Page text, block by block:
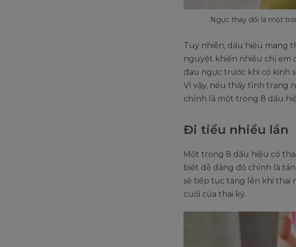
Ngực thay đổi là một
Tuy nhiên, dấu hiệu mang
nguyệt khiến nhiều chị em
đau ngực trước khi có kinh
Vì vậy, nếu thấy tình trạng
chính là một trong 8 dấu
Đi tiểu nhiều lần
Một trong 8 dấu hiệu có
biết dễ dàng đó chính là
sẽ tiếp tục tăng lên khi thai
cuối của thai kỳ.